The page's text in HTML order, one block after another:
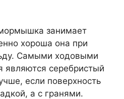
занимает
хороша она при
Самыми ходовыми
являются серебристый
если поверхность
а с гранями.